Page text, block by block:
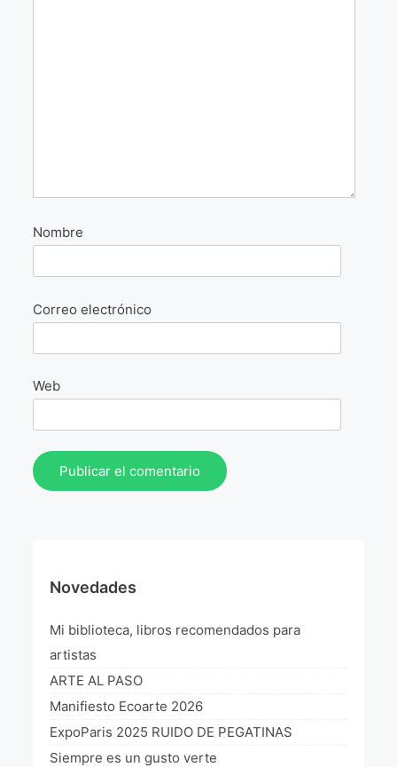
Nombre
Correo electrónico
Web
Novedades
Mi biblioteca, libros recomendados para
artistas
ARTE AL PASO
Manifiesto Ecoarte 2026
ExpoParis 2025 RUIDO DE PEGATINAS
Siempre es un gusto verte